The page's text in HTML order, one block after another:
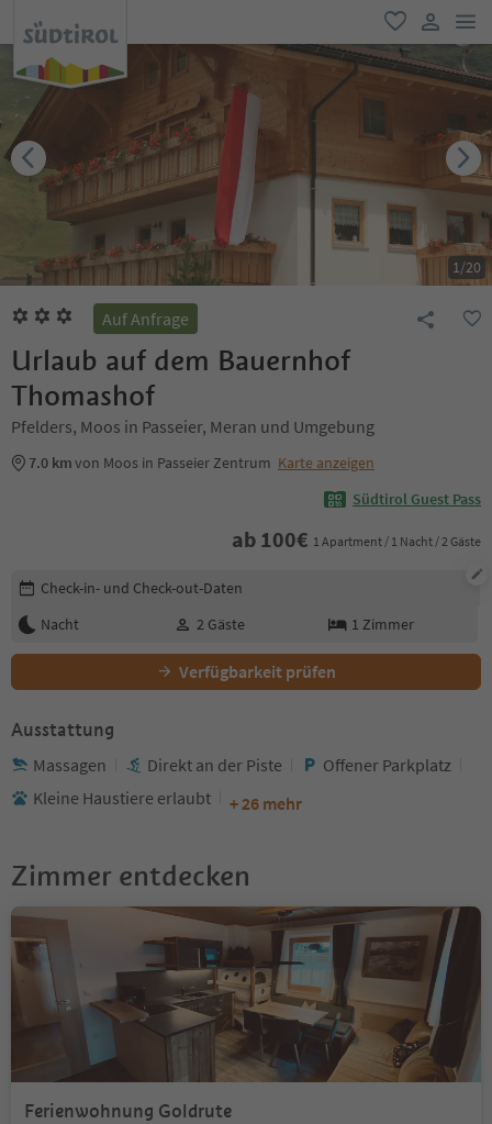
favorit
user link
1/20
Auf Anfrage
Urlaub auf dem Bauernhof
Thomashof
Pfelders, Moos in Passeier, Meran und Umgebung
7.0 kmvon Moos in Passeier Zentrum Karte anzeigen
Südtirol Guest Pass
ab 100€ 1 Apartment / 1 Nacht / 2 Gäste
Buchungsdetails bearbeiten
Check-in- und Check-out-Daten
Nacht
2 Gäste 1 Zimmer
Verfügbarkeit prüfen
Ausstattung
Massagen Direkt an der Piste
Offener Parkplatz
Kleine Haustiere erlaubt
+ 26 mehr
Zimmer entdecken
Ferienwohnung Goldrute